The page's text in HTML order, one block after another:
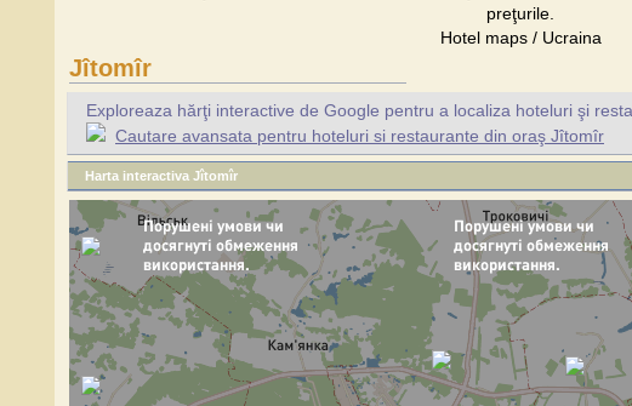
preţurile.
Hotel maps / Ucraina
Jîtomîr
Exploreaza hărţi interactive de Google pentru a localiza hoteluri şi
Cautare avansata pentru hoteluri si restaurante din oraş Jîtomîr
Harta interactiva Jîtomîr